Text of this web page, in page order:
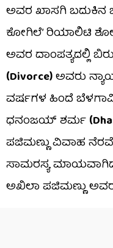
ಅವರ ಖಾಸಗಿ ಬದುಕಿನ
ಕೋಗಿಲೆ’ ರಿಯಾಲಿಟಿ
ಅವರ ದಾಂಪತ್ಯದಲ್ಲಿ
(Divorce)ಅವರು
ವರ್ಷಗಳ ಹಿಂದೆ
ಧನಂಜಯ್ ಶರ್ಮ
ಪಜಿಮಣ್ಣು ವಿವಾಹ
ಸಾಮರಸ್ಯ
ಅಖಿಲಾ ಪಜಿಮಣ್ಣು